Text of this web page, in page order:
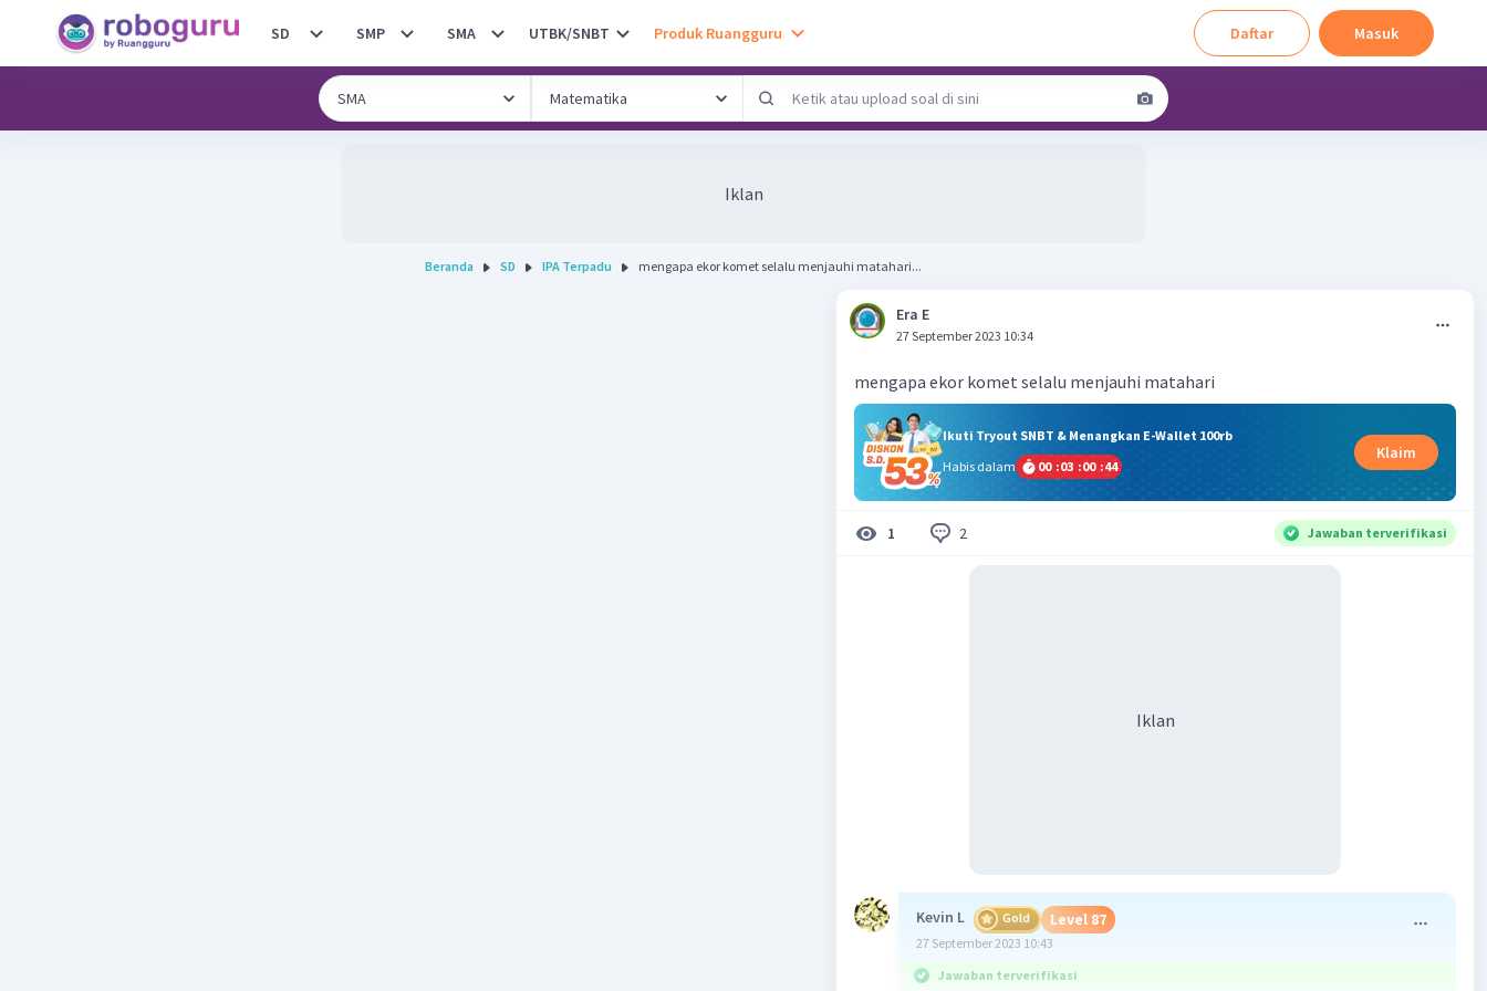
SD SMP SMA UTBK/SNBT Produk Ruangguru Daftar Masuk
Iklan
Beranda SD IPA Terpadu mengapa ekor komet selalu menjauhi matahari...
Era E
27 September 2023 10:34
mengapa ekor komet selalu menjauhi matahari
Ikuti Tryout SNBT & Menangkan E-Wallet 100rb
Habis dalam
00 :03 :00 :43
Klaim
1 2 Jawaban terverifikasi
Iklan
Kevin L Gold Level 87
27 September 2023 10:43
Jawaban terverifikasi